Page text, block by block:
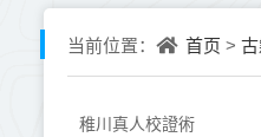
当前位置： 首页 >
稚川真人校證術